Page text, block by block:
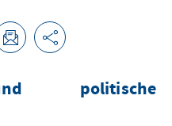
politische